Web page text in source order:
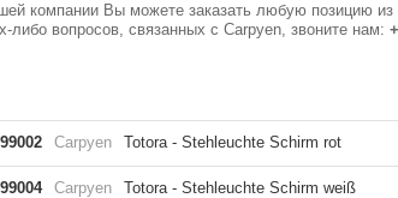
компании Вы можете заказать любую позицию из
вопросов, связанных с Carpyen, звоните нам:
Carpyen Totora - Stehleuchte Schirm rot
Carpyen Totora - Stehleuchte Schirm weiß